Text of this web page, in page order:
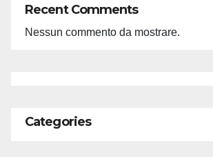
Recent Comments
Nessun commento da mostrare.
Categories